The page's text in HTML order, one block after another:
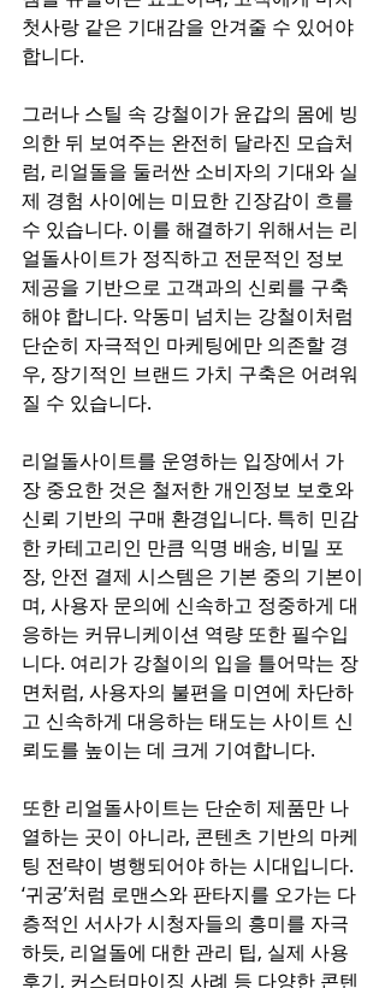
첫사랑 같은 기대감을 안겨줄 수 있어야
합니다.
그러나 스틸 속 강철이가 윤갑의 몸에 빙
의한 뒤 보여주는 완전히 달라진 모습처
럼, 리얼돌을 둘러싼 소비자의 기대와 실
제 경험 사이에는 미묘한 긴장감이 흐를
수 있습니다. 이를 해결하기 위해서는 리
얼돌사이트가 정직하고 전문적인 정보
제공을 기반으로 고객과의 신뢰를 구축
해야 합니다. 악동미 넘치는 강철이처럼
단순히 자극적인 마케팅에만 의존할 경
우, 장기적인 브랜드 가치 구축은 어려워
질 수 있습니다.
리얼돌사이트를 운영하는 입장에서 가
장 중요한 것은 철저한 개인정보 보호와
신뢰 기반의 구매 환경입니다. 특히 민감
한 카테고리인 만큼 익명 배송, 비밀 포
장, 안전 결제 시스템은 기본 중의 기본이
며, 사용자 문의에 신속하고 정중하게 대
응하는 커뮤니케이션 역량 또한 필수입
니다. 여리가 강철이의 입을 틀어막는 장
면처럼, 사용자의 불편을 미연에 차단하
고 신속하게 대응하는 태도는 사이트 신
뢰도를 높이는 데 크게 기여합니다.
또한 리얼돌사이트는 단순히 제품만 나
열하는 곳이 아니라, 콘텐츠 기반의 마케
팅 전략이 병행되어야 하는 시대입니다.
‘귀궁’처럼 로맨스와 판타지를 오가는 다
층적인 서사가 시청자들의 흥미를 자극
하듯, 리얼돌에 대한 관리 팁, 실제 사용
후기, 커스터마이징 사례 등 다양한 콘텐